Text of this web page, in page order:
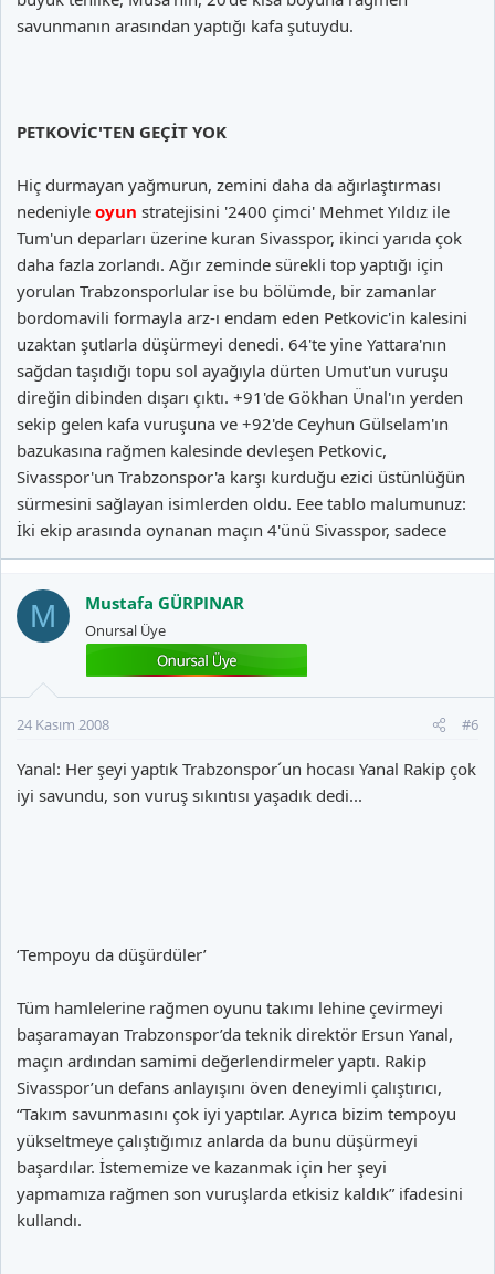
savunmanın arasından yaptığı kafa şutuydu.
PETKOVİC'TEN GEÇİT YOK
Hiç durmayan yağmurun, zemini daha da ağırlaştırması
nedeniyle oyun stratejisini '2400 çimci' Mehmet Yıldız ile
Tum'un deparları üzerine kuran Sivasspor, ikinci yarıda çok
daha fazla zorlandı. Ağır zeminde sürekli top yaptığı için
yorulan Trabzonsporlular ise bu bölümde, bir zamanlar
bordomavili formayla arz-ı endam eden Petkovic'in kalesini
uzaktan şutlarla düşürmeyi denedi. 64'te yine Yattara'nın
sağdan taşıdığı topu sol ayağıyla dürten Umut'un vuruşu
direğin dibinden dışarı çıktı. +91'de Gökhan Ünal'ın yerden
sekip gelen kafa vuruşuna ve +92'de Ceyhun Gülselam'ın
bazukasına rağmen kalesinde devleşen Petkovic,
Sivasspor'un Trabzonspor'a karşı kurduğu ezici üstünlüğün
sürmesini sağlayan isimlerden oldu. Eee tablo malumunuz:
İki ekip arasında oynanan maçın 4'ünü Sivasspor, sadece
M Mustafa GÜRPINAR
Onursal Üye
24 Kasım 2008 #6
Yanal: Her şeyi yaptık Trabzonspor´un hocası Yanal Rakip çok
iyi savundu, son vuruş sıkıntısı yaşadık dedi...
‘Tempoyu da düşürdüler’
Tüm hamlelerine rağmen oyunu takımı lehine çevirmeyi
başaramayan Trabzonspor’da teknik direktör Ersun Yanal,
maçın ardından samimi değerlendirmeler yaptı. Rakip
Sivasspor’un defans anlayışını öven deneyimli çalıştırıcı,
“Takım savunmasını çok iyi yaptılar. Ayrıca bizim tempoyu
yükseltmeye çalıştığımız anlarda da bunu düşürmeyi
başardılar. İstememize ve kazanmak için her şeyi
yapmamıza rağmen son vuruşlarda etkisiz kaldık” ifadesini
kullandı.